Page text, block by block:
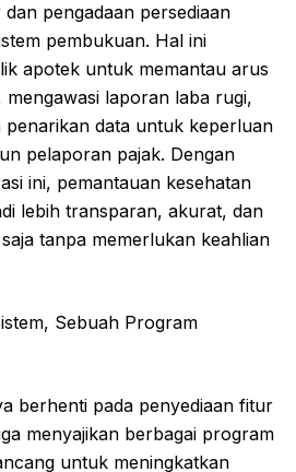
pengadaan persediaan
pembukuan. Hal ini
apotek untuk memantau arus
mengawasi laporan laba rugi,
penarikan data untuk keperluan
pelaporan pajak. Dengan
ini, pemantauan kesehatan
lebih transparan, akurat, dan
tanpa memerlukan keahlian
Sebuah Program
berhenti pada penyediaan fitur
menyajikan berbagai program
untuk meningkatkan